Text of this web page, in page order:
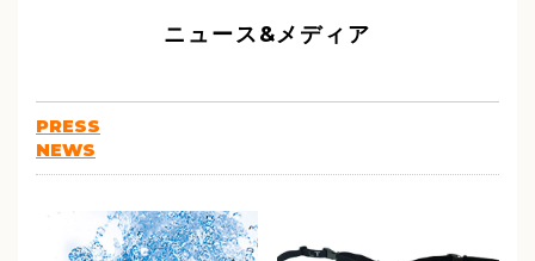
ニュース&メディア
PRESS
NEWS